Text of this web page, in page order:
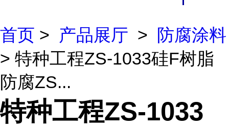
首页 > 产品展厅 >
防腐涂料
> 特种工程ZS-1033硅F树脂
防腐ZS...
特种工程ZS-1033